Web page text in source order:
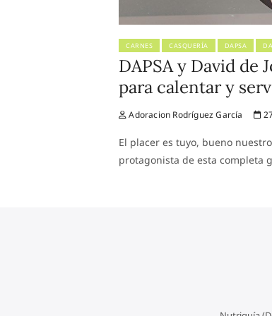
CARNES CASQUERÍA DAPSA
DAPSA y David de
para calentar y
Adoracion Rodríguez García
El placer es tuyo, bueno
protagonista de esta completa